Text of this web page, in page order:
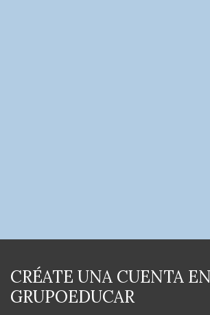
CRÉATE UNA CUENTA EN
GRUPOEDUCAR